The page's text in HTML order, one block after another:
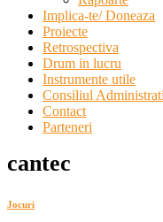
Implica-te/ Doneaza
Proiecte
Retrospectiva
Drum in lucru
Instrumente utile
Consiliul
Contact
Parteneri
cantec
Jocuri